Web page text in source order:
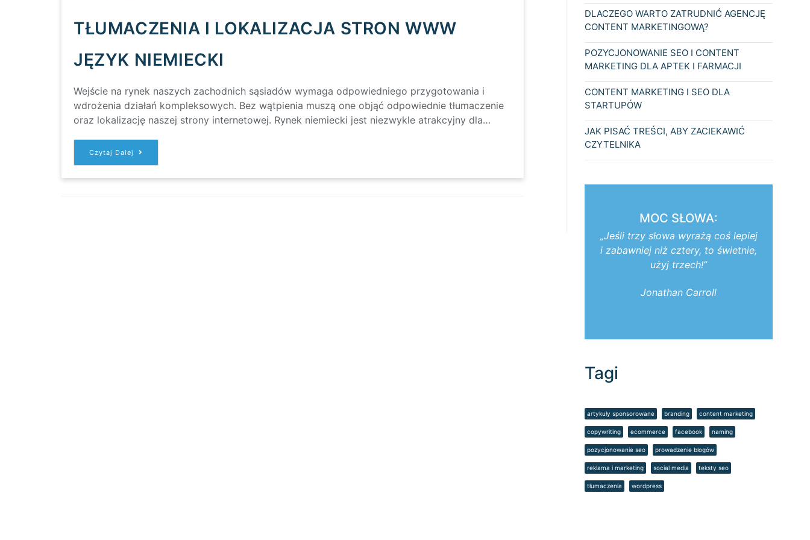
TŁUMACZENIA I LOKALIZACJA STRON WWW
JĘZYK NIEMIECKI
Wejście na rynek naszych zachodnich sąsiadów wymaga odpowiedniego przygotowania i
wdrożenia działań kompleksowych. Bez wątpienia muszą one objąć odpowiednie tłumaczenie
oraz lokalizację naszej strony internetowej. Rynek niemiecki jest niezwykle atrakcyjny dla…
Czytaj Dalej
TŁUMACZENIA
LOKALIZACJA
STRON
DLACZEGO WARTO ZATRUDNIĆ AGENCJĘ
CONTENT MARKETINGOWĄ?
POZYCJONOWANIE SEO I CONTENT
MARKETING DLA APTEK I FARMACJI
CONTENT MARKETING I SEO DLA
STARTUPÓW
JAK PISAĆ TREŚCI, ABY ZACIEKAWIĆ
CZYTELNIKA
MOC SŁOWA:
„Jeśli trzy słowa wyrażą coś lepiej
i zabawniej niż cztery, to świetnie,
użyj trzech!”
Jonathan Carroll
Tagi
artykuły sponsorowane branding content marketing
copywriting ecommerce facebook naming
pozycjonowanie seo prowadzenie blogów
reklama i marketing social media teksty seo
tłumaczenia wordpress